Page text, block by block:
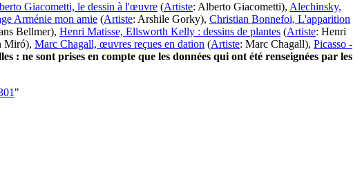
Giacometti, le dessin à l'œuvre (Artiste: Alberto Giacometti), Alechinsky,
Arménie mon amie (Artiste: Arshile Gorky), Christian Bonnefoi, L'apparition
Bellmer), Henri Matisse, Ellsworth Kelly : dessins de plantes (Artiste: Henri
Miró), Marc Chagall, œuvres reçues en dation (Artiste: Marc Chagall), Picasso -
: ne sont prises en compte que les données qui ont été renseignées par les
"